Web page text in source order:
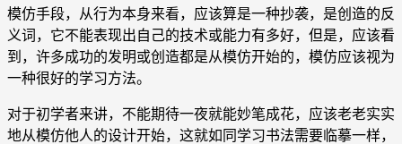
模仿手段，从行为本身来看，应该算是一种抄袭，是创造的反
义词，它不能表现出自己的技术或能力有多好，但是，应该看
到，许多成功的发明或创造都是从模仿开始的，模仿应该视为
一种很好的学习方法。
对于初学者来讲，不能期待一夜就能妙笔成花，应该老老实实
地从模仿他人的设计开始，这就如同学习书法需要临摹一样，